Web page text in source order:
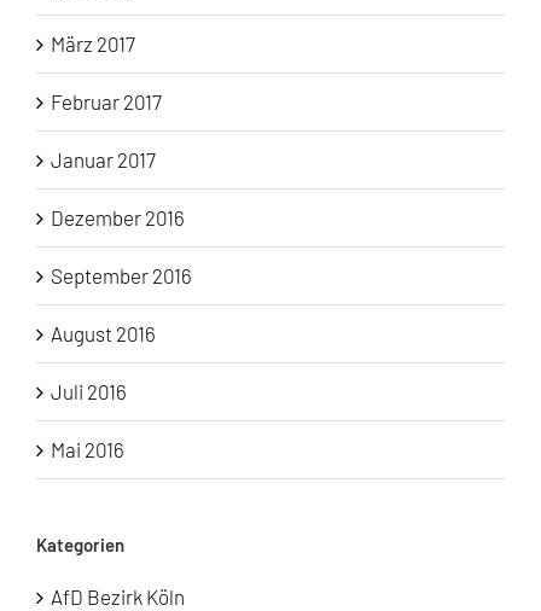
März 2017
Februar 2017
Januar 2017
Dezember 2016
September 2016
August 2016
Juli 2016
Mai 2016
Kategorien
AfD Bezirk Köln